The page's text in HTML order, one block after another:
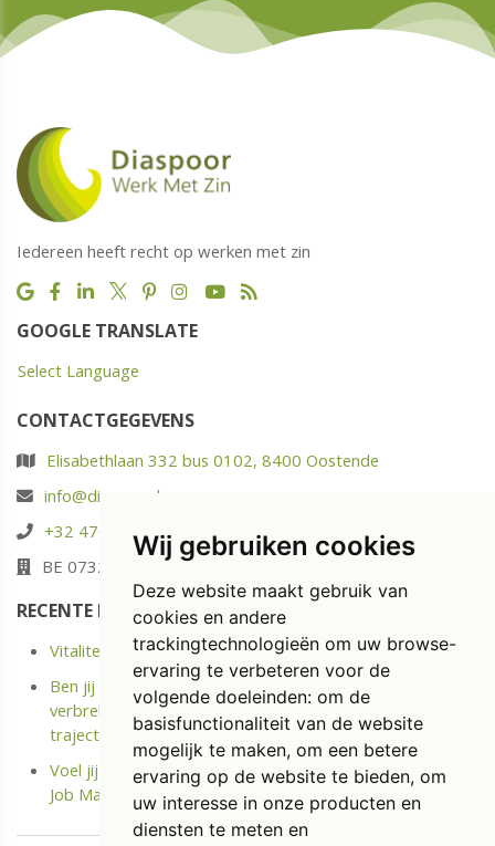
Wij gebruiken cookies
Deze website maakt gebruik van
cookies en andere
trackingtechnologieën om uw browse-
ervaring te verbeteren voor de
volgende doeleinden: om de
basisfunctionaliteit van de website
mogelijk te maken, om een betere
ervaring op de website te bieden, om
uw interesse in onze producten en
diensten te meten en
Iedereen heeft recht op werken met zin
GOOGLE TRANSLATE
Select Language
CONTACTGEGEVENS
Elisabethlaan 332 bus 0102, 8400 Oostende
info@diaspoor.be
+32 476 88 05 37
BE 0732.580.523
RECENTE POSTS
Vitaliteit: energie opladen in plaats van enkel uitrusten
Ben jij langdurige ziek of Kreeg je onlangs een Medische
verbreking? Ontdek het kostenloze Terug naar Werk
traject.
Voel jij je niet meer gemotiveerd op jouw job? Doe de
Job Match Scan